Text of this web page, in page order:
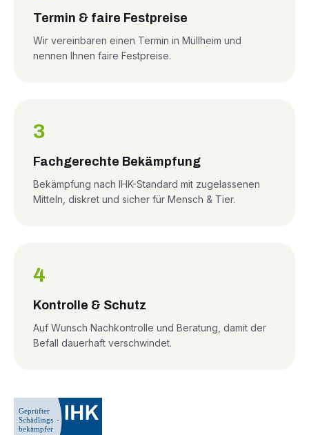
Termin & faire Festpreise
Wir vereinbaren einen Termin in Müllheim und
nennen Ihnen faire Festpreise.
3
Fachgerechte Bekämpfung
Bekämpfung nach IHK-Standard mit zugelassenen
Mitteln, diskret und sicher für Mensch & Tier.
4
Kontrolle & Schutz
Auf Wunsch Nachkontrolle und Beratung, damit der
Befall dauerhaft verschwindet.